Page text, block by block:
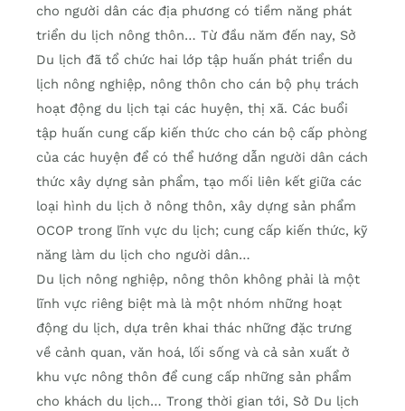
cho người dân các địa phương có tiềm năng phát
triển du lịch nông thôn… Từ đầu năm đến nay, Sở
Du lịch đã tổ chức hai lớp tập huấn phát triển du
lịch nông nghiệp, nông thôn cho cán bộ phụ trách
hoạt động du lịch tại các huyện, thị xã. Các buổi
tập huấn cung cấp kiến thức cho cán bộ cấp phòng
của các huyện để có thể hướng dẫn người dân cách
thức xây dựng sản phẩm, tạo mối liên kết giữa các
loại hình du lịch ở nông thôn, xây dựng sản phẩm
OCOP trong lĩnh vực du lịch; cung cấp kiến thức, kỹ
năng làm du lịch cho người dân…
Du lịch nông nghiệp, nông thôn không phải là một
lĩnh vực riêng biệt mà là một nhóm những hoạt
động du lịch, dựa trên khai thác những đặc trưng
về cảnh quan, văn hoá, lối sống và cả sản xuất ở
khu vực nông thôn để cung cấp những sản phẩm
cho khách du lịch… Trong thời gian tới, Sở Du lịch